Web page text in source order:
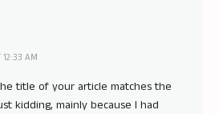
12:33 AM
title of your article matches the
kidding, mainly because I had